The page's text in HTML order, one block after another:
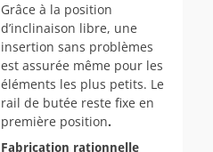
Grâce à la position
d’inclinaison libre, une
insertion sans problèmes
est assurée même pour les
éléments les plus petits. Le
rail de butée reste fixe en
première position.
Fabrication rationnelle